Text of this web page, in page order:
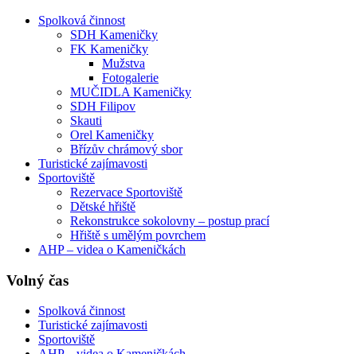
Spolková činnost
SDH Kameničky
FK Kameničky
Mužstva
Fotogalerie
MUČIDLA Kameničky
SDH Filipov
Skauti
Orel Kameničky
Břízův chrámový sbor
Turistické zajímavosti
Sportoviště
Rezervace Sportoviště
Dětské hřiště
Rekonstrukce sokolovny – postup prací
Hřiště s umělým povrchem
AHP – videa o Kameničkách
Volný čas
Spolková činnost
Turistické zajímavosti
Sportoviště